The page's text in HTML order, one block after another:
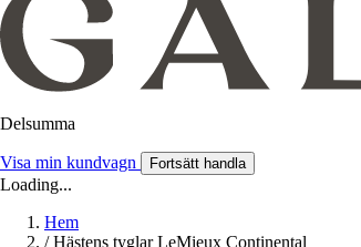
Delsumma
Visa min kundvagn Fortsätt handla
Loading...
Hem
/ Hästens tyglar LeMieux Continental